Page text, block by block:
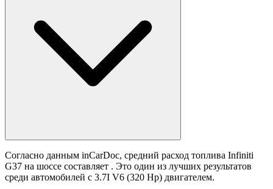
Согласно данным inCarDoc, средний расход топлива Infiniti
G37 на шоссе составляет . Это один из лучших результатов
среди автомобилей с 3.7I V6 (320 Hp) двигателем.